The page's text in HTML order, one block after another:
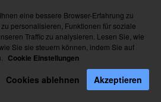
eine bessere Browser-Erfahrung zu
personalisieren, Funktionen für soziale
Traffic zu analysieren. Lesen Sie, wie
Sie sie steuern können, indem Sie auf
Cookie Einstellungen
Cookies ablehnen Akzeptieren